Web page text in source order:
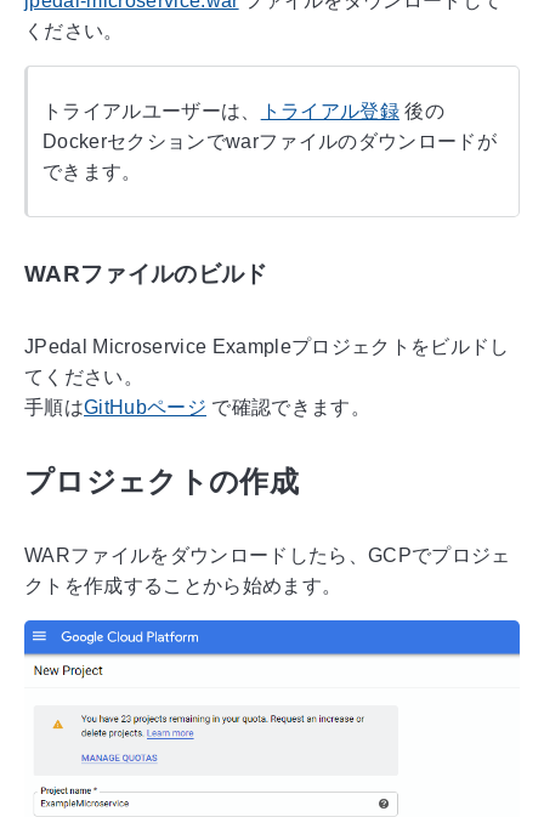
ください。
トライアルユーザーは、 トライアル登録後の
Dockerセクションでwarファイルのダウンロードが
できます。
WARファイルのビルド
JPedal Microservice Exampleプロジェクトをビルドし
てください。
手順はGitHubページ で確認できます。
プロジェクトの作成
WARファイルをダウンロードしたら、GCPでプロジェ
クトを作成することから始めます。